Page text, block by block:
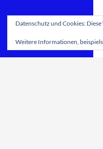
Datenschutz und Cookies:
Weitere Informationen,